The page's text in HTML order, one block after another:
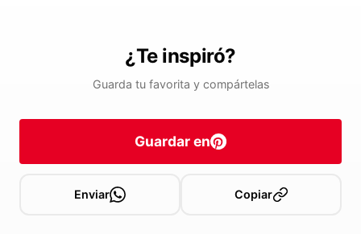
¿Te inspiró?
Guarda tu favorita y compártelas
Guardar en
Enviar Copiar